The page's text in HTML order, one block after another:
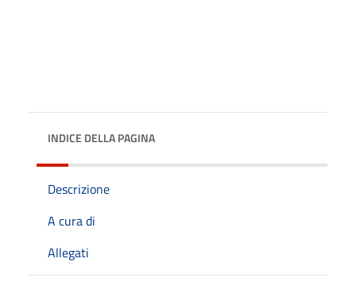
INDICE DELLA PAGINA
Descrizione
A cura di
Allegati